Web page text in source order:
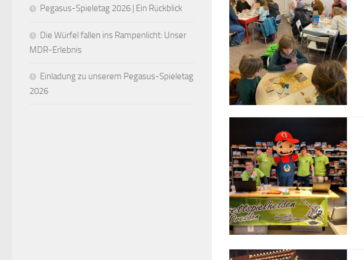
Pegasus-Spieletag 2026 | Ein Rückblick
Die Würfel fallen ins Rampenlicht: Unser
MDR-Erlebnis
Einladung zu unserem Pegasus-Spieletag
2026